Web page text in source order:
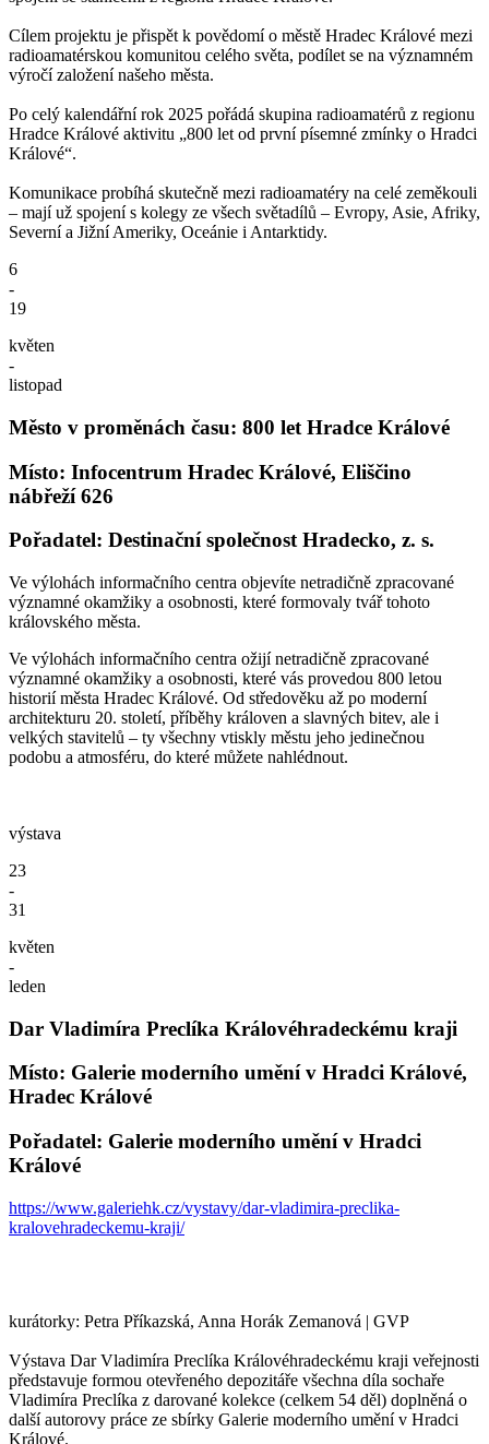
Cílem projektu je přispět k povědomí o městě Hradec Králové mezi
radioamatérskou komunitou celého světa, podílet se na významném
výročí založení našeho města.
Po celý kalendářní rok 2025 pořádá skupina radioamatérů z regionu
Hradce Králové aktivitu „800 let od první písemné zmínky o Hradci
Králové“.
Komunikace probíhá skutečně mezi radioamatéry na celé zeměkouli
– mají už spojení s kolegy ze všech světadílů – Evropy, Asie, Afriky,
Severní a Jižní Ameriky, Oceánie i Antarktidy.
6
-
19
květen
-
listopad
Město v proměnách času: 800 let Hradce Králové
Místo: Infocentrum Hradec Králové, Eliščino
nábřeží 626
Pořadatel: Destinační společnost Hradecko, z. s.
Ve výlohách informačního centra objevíte netradičně zpracované
významné okamžiky a osobnosti, které formovaly tvář tohoto
královského města.
Ve výlohách informačního centra ožijí netradičně zpracované
významné okamžiky a osobnosti, které vás provedou 800 letou
historií města Hradec Králové. Od středověku až po moderní
architekturu 20. století, příběhy královen a slavných bitev, ale i
velkých stavitelů – ty všechny vtiskly městu jeho jedinečnou
podobu a atmosféru, do které můžete nahlédnout.
výstava
23
-
31
květen
-
leden
Dar Vladimíra Preclíka Královéhradeckému kraji
Místo: Galerie moderního umění v Hradci Králové,
Hradec Králové
Pořadatel: Galerie moderního umění v Hradci
Králové
https://www.galeriehk.cz/vystavy/dar-vladimira-preclika-
kralovehradeckemu-kraji/
kurátorky: Petra Příkazská, Anna Horák Zemanová | GVP
Výstava Dar Vladimíra Preclíka Královéhradeckému kraji veřejnosti
představuje formou otevřeného depozitáře všechna díla sochaře
Vladimíra Preclíka z darované kolekce (celkem 54 děl) doplněná o
další autorovy práce ze sbírky Galerie moderního umění v Hradci
Králové.